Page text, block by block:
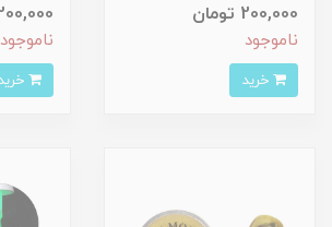
200,000 تومان
ناموجود
200,000
ناموجود